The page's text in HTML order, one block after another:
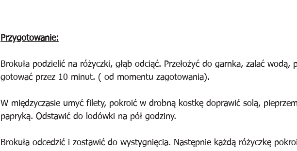
Przygotowanie:
Brokuła podzielić na różyczki, głąb odciąć. Przełożyć do garnka, zalać wodą,
gotować przez 10 minut. ( od momentu zagotowania).
W międzyczasie umyć filety, pokroić w drobną kostkę doprawić solą,
papryką. Odstawić do lodówki na pół godziny.
Brokuła odcedzić i zostawić do wystygnięcia. Następnie każdą różyczkę